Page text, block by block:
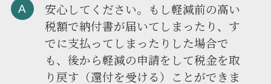
安心してください。もし軽減前の高い
税額で納付書が届いてしまったり、す
でに支払ってしまったりした場合で
も、後から軽減の申請をして税金を取
り戻す（還付を受ける）ことができま